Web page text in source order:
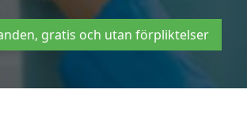
gratis och utan förpliktelser